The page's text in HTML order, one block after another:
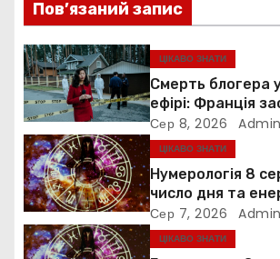
і
я
з
а
п
и
с
Пов’язаний запис
ЦІКАВО ЗНАТИ
Смерть блогера
ефірі: Франція
Сер 8, 2026
ЦІКАВО ЗНАТИ
Нумерологія 8
число дня та
Сер 7, 2026
ЦІКАВО ЗНАТИ